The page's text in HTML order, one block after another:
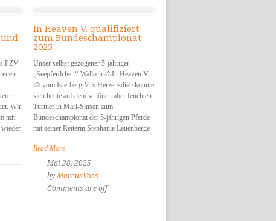
PZV
Wir
mit
In Heaven V. qualifiziert
zum Bundeschampionat
2025
Unser selbst gezogener 5-jähriger
„Seepferdchen“-Wallach 🐴In Heaven V.
🐴 vom Isterberg V. x Herzensdieb konnte
sich heute auf dem schönen aber feuchten
Turnier in Marl-Sinsen zum
Bundeschampionat der 5-jährigen Pferde
mit seiner Reiterin Stephanie Leuenberge
Read More
Mai 28, 2025
byMarcusVoss
Comments are off